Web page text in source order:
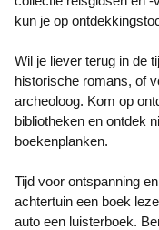
kun je op
Wil je liever terug in de
historische romans, of
archeoloog. Kom op
bibliotheken en ontdek
boekenplanken.
Tijd voor ontspanning
achtertuin een boek
auto een luisterboek.